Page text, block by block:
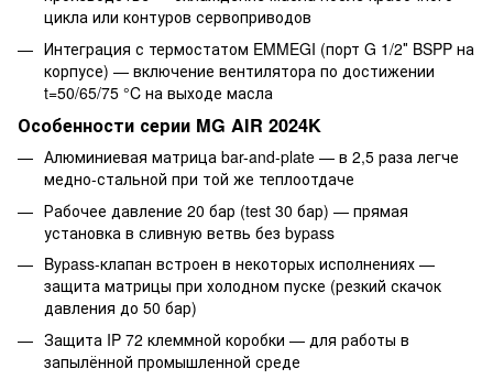
цикла или контуров сервоприводов
Интеграция с термостатом EMMEGI (порт G 1/2″ BSPP на
корпусе) — включение вентилятора по достижении
t=50/65/75 °C на выходе масла
Особенности серии MG AIR 2024K
Алюминиевая матрица bar-and-plate — в 2,5 раза легче
медно-стальной при той же теплоотдаче
Рабочее давление 20 бар (test 30 бар) — прямая
установка в сливную ветвь без bypass
Bypass-клапан встроен в некоторых исполнениях —
защита матрицы при холодном пуске (резкий скачок
давления до 50 бар)
Защита IP 72 клеммной коробки — для работы в
запылённой промышленной среде